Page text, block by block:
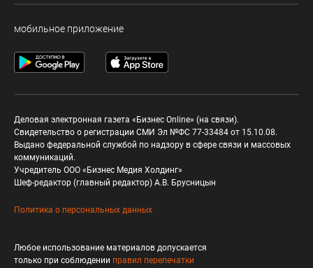
мобильное приложение
Деловая электронная газета «Бизнес Online» (на связи).
Свидетельство о регистрации СМИ Эл №ФС 77-33484 от 15.10.08.
Выдано федеральной службой по надзору в сфере связи и массовых
коммуникаций.
Учредитель ООО «Бизнес Медия Холдинг»
Шеф-редактор (главный редактор) А.В. Брусницын
Политика о персональных данных
Любое использование материалов допускается
только при соблюдении правил перепечатки